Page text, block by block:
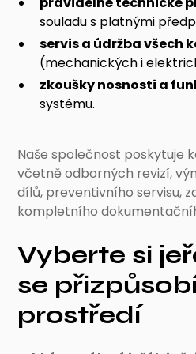
souladu s platnými
servis a údržba všech
(mechanických i
zkoušky nosnosti a
systému.
Naše společnost poskytuje
včetně odborných revizí,
dílů, preventivního servisu,
kompletního
Vyberte si
se
prostředí